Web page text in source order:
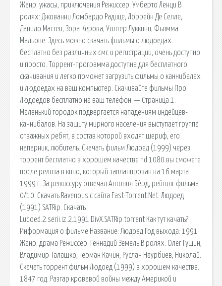
Жанр: ужасы, приключения Режиссер: Умберто Ленци В
ролях: Джованни Ломбардо Радице, Лоррейн Де Селле,
Данило Маттеи, Зора Керова, Уолтер Луккини, Фьямма
Мальоне. Здесь можно скачать фильмы о людоедах
бесплатно без различных смс и регистрации, очень доступно
и просто. Торрент-программа доступна для бесплатного
скачивания и легко поможет загрузить фильмы о каннибалах
и людоедах на ваш компьютер. Скачивайте фильмы Про
Людоедов бесплатно на ваш телефон. — Страница 1.
Маленький городок подвергается нападениям индейцев-
каннибалов. На защиту мирного населения выступает группа
отважных ребят, в состав которой входят шериф, его
напарник, любитель. Скачать фильм Людоед (1999) через
торрент бесплатно в хорошем качестве hd 1080 вы сможете
после релиза в кино, который запланирован на 16 марта
1999 г. За режиссуру отвечал Антония Бёрд, рейтинг фильма
0/10. Скачать Ravenous с сайта Fast-Torrent.Net. Людоед
(1991) SATRip. Скачать
Ludoed.2.serii.iz.2.1991.DivX.SATRip.torrent Как тут качать?
Информация о фильме Название: Людоед Год выхода: 1991
Жанр: драма Режиссер: Геннадий Земель В ролях: Олег Гущин,
Владимир Талашко, Герман Качин, Руслан Наурбиев, Николай.
Скачать торрент фильм Людоед (1999) в хорошем качестве.
1847 год. Разгар кровавой войны между Америкой и